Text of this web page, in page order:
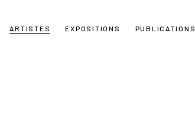
ARTISTES EXPOSITIONS PUBLICATIONS